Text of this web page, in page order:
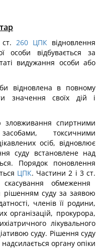
260 ЦПК відновлення
особи відбувається за
видужання особи або
відновлена в повному
значення своїх дій і
спиртними
токсичними
осіб, відновлює
суду встановлене над
Порядок поновлення
ЦПК. Частини 2 і 3 ст.
обмеження
рішенням суду за заявою
членів її родини,
організацій, прокурора,
лікувального
суду. Рішення суду
органу опіки